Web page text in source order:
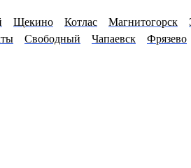
Щекино Котлас Магнитогорск
Свободный Чапаевск Фрязево